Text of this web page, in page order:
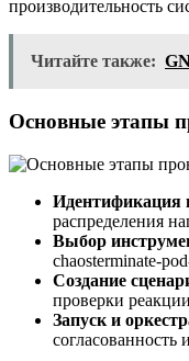
производительность
Читайте также:
Основные этапы
Идентификация
распределения
Выбор
chaosterminate-
Создание
проверки
Запуск и
согласованность